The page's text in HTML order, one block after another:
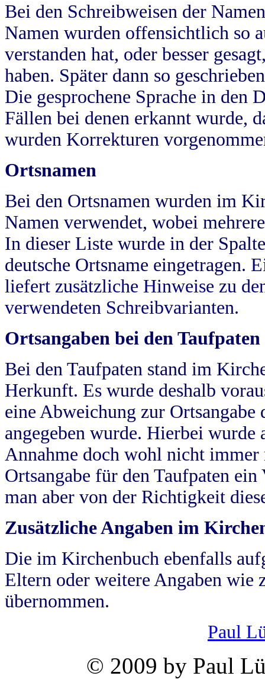
Bei den Schreibweisen der
Namen wurden offensichtlich so
verstanden hat, oder besser
haben. Später dann so
Die gesprochene Sprache in
Fällen bei denen erkannt wurde,
wurden Korrekturen
Ortsnamen
Bei den Ortsnamen wurden im
Namen verwendet, wobei
In dieser Liste wurde in der
deutsche Ortsname eingetragen.
liefert zusätzliche Hinweise zu
verwendeten Schreibvarianten.
Ortsangaben bei den Taufpaten
Bei den Taufpaten stand im
Herkunft. Es wurde deshalb
eine Abweichung zur
angegeben wurde. Hierbei wurde
Annahme doch wohl nicht
Ortsangabe für den Taufpaten
man aber von der Richtigkeit
Zusätzliche Angaben im
Die im Kirchenbuch ebenfalls
Eltern oder weitere Angaben wie
übernommen.
Paul
© 2009 by Paul